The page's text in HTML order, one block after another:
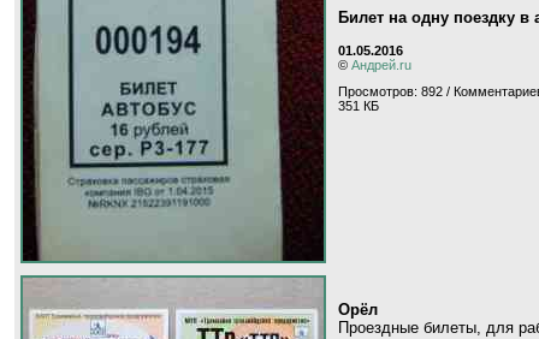
Билет на одну поездку в
01.05.2016
© Андрей.ru
Просмотров: 892 /
351 КБ
Орёл
Проездные билеты, для